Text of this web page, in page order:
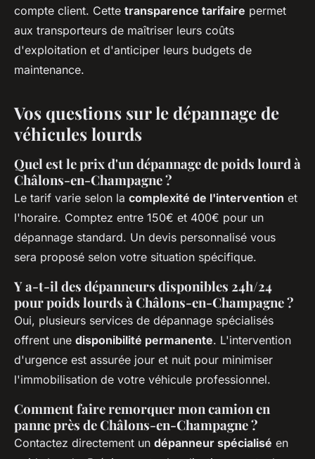
compte client. Cette transparence tarifaire permet
aux transporteurs de maîtriser leurs coûts
d'exploitation et d'anticiper leurs budgets de
maintenance.
Vos questions sur le dépannage de
véhicules lourds
Quel est le prix d'un dépannage de poids lourd à
Châlons-en-Champagne ?
Le tarif varie selon la complexité de l'intervention et
l'horaire. Comptez entre 150€ et 400€ pour un
dépannage standard. Un devis personnalisé vous
sera proposé selon votre situation spécifique.
Y a-t-il des dépanneurs disponibles 24h/24
pour poids lourds à Châlons-en-Champagne ?
Oui, plusieurs services de dépannage spécialisés
offrent une disponibilité permanente. L'intervention
d'urgence est assurée jour et nuit pour minimiser
l'immobilisation de votre véhicule professionnel.
Comment faire remorquer mon camion en
panne près de Châlons-en-Champagne ?
Contactez directement un dépanneur spécialisé en